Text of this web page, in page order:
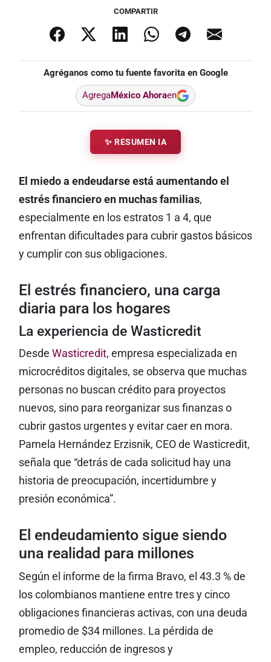
COMPARTIR
Agréganos como tu fuente favorita en Google
AgregaMéxico Ahoraen
✨ RESUMEN IA
El miedo a endeudarse está aumentando el
estrés financiero en muchas familias,
especialmente en los estratos 1 a 4, que
enfrentan dificultades para cubrir gastos básicos
y cumplir con sus obligaciones.
El estrés financiero, una carga
diaria para los hogares
La experiencia de Wasticredit
Desde Wasticredit, empresa especializada en
microcréditos digitales, se observa que muchas
personas no buscan crédito para proyectos
nuevos, sino para reorganizar sus finanzas o
cubrir gastos urgentes y evitar caer en mora.
Pamela Hernández Erzisnik, CEO de Wasticredit,
señala que “detrás de cada solicitud hay una
historia de preocupación, incertidumbre y
presión económica”.
El endeudamiento sigue siendo
una realidad para millones
Según el informe de la firma Bravo, el 43.3 % de
los colombianos mantiene entre tres y cinco
obligaciones financieras activas, con una deuda
promedio de $34 millones. La pérdida de
empleo, reducción de ingresos y